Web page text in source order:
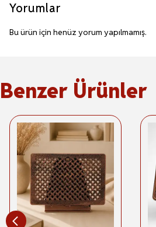
Yorumlar
Bu ürün için henüz yorum yapılmamış.
Benzer Ürünler